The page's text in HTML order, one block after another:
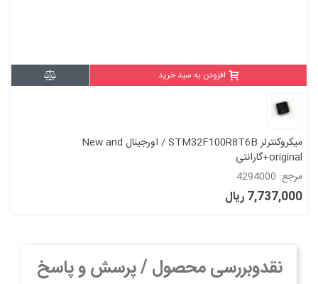
افزودن به سبد خرید
میکروکنترلر STM32F100R8T6B / اورجینال New and
original+گارانتی
مرجع: 4294000
7,737,000 ریال
نقدوبررسی محصول / پرسش و پاسخ